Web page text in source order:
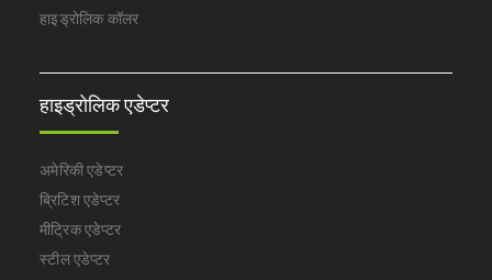
हाइड्रोलिक कॉलर
हाइड्रोलिक एडेप्टर
अमेरिकी एडेप्टर
ब्रिटिश एडेप्टर
मीट्रिक एडेप्टर
स्टील एडेप्टर